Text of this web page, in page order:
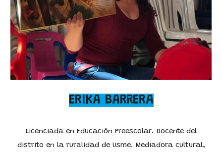
ERIKA BARRERA
Licenciada en Educación Preescolar. Docente del
distrito en la ruralidad de Usme. Mediadora cultural,